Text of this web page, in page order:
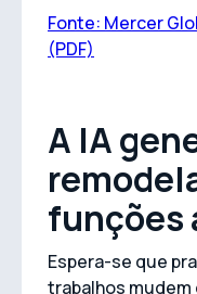
Fonte: Mercer
(PDF)
A IA
funções
Espera-se que
trabalhos mudem